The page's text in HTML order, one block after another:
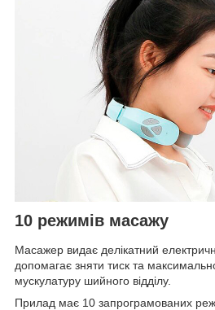
10 режимів масажу
Масажер видає делікатний
допомагає зняти тиск та
мускулатуру шийного відділу.
Прилад має 10 запрограмованих